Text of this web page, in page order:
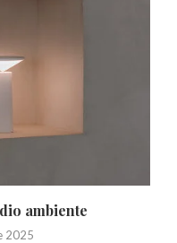
ambiente
2025